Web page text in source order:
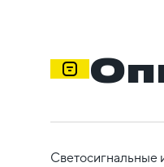
Светосигнальные